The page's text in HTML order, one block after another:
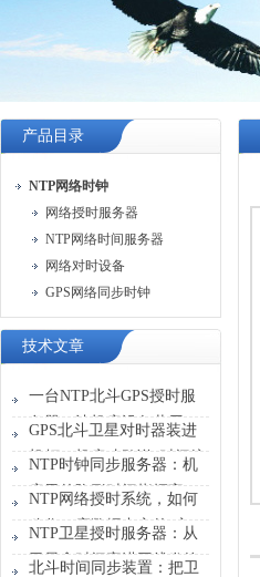
产品目录
NTP网络时钟
网络授时服务器
NTP网络时间服务器
网络对时设备
GPS网络同步时钟
技术文章
一台NTP北斗GPS授时服
务器，让机房设备共用一
张“时刻表”
GPS北斗卫星对时器装进
机柜，机房才敢说“时间统
一”
NTP时钟同步服务器：机
房里的隐形时间指挥官
NTP网络授时系统，如何
稳住一座数据中心的“心
跳”？
NTP卫星授时服务器：从
卫星拿时间塞进网线发给
北斗时间同步装置：把卫